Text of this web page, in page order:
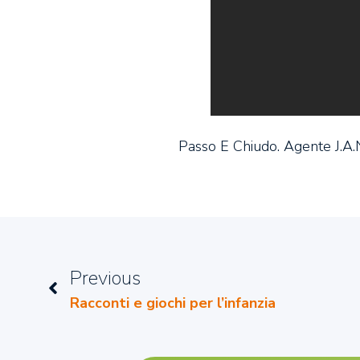
Passo E Chiudo. Agente
Previous
Racconti e giochi per l’infanzia